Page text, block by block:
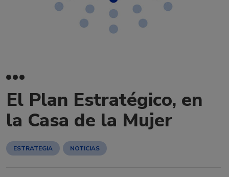
El Plan Estratégico, en
la Casa de la Mujer
ESTRATEGIA NOTICIAS